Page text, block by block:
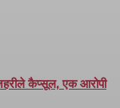
कैप्सूल, एक आरोपी